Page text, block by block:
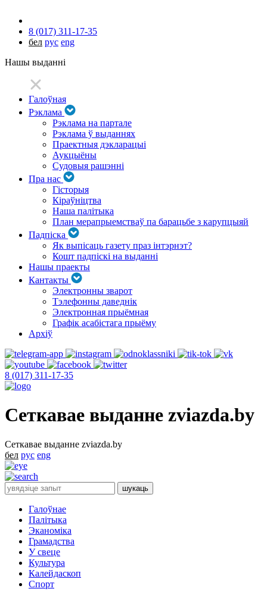
8 (017) 311-17-35
бел рус eng
Нашы выданні
Галоўная
Рэклама
Рэклама на партале
Рэклама ў выданнях
Праектныя дэкларацыі
Аукцыёны
Судовыя рашэнні
Пра нас
Гісторыя
Кіраўніцтва
Наша палітыка
План мерапрыемстваў па барацьбе з карупцыяй
Падпіска
Як выпісаць газету праз інтэрнэт?
Кошт падпіскі на выданні
Нашы праекты
Кантакты
Электронны зварот
Тэлефонны даведнік
Электронная прыёмная
Графік асабістага прыёму
Архіў
8 (017) 311-17-35
Сеткавае выданне zviazda.by
Сеткавае выданне zviazda.by
бел рус eng
Галоўнае
Палітыка
Эканоміка
Грамадства
У свеце
Культура
Калейдаскоп
Спорт